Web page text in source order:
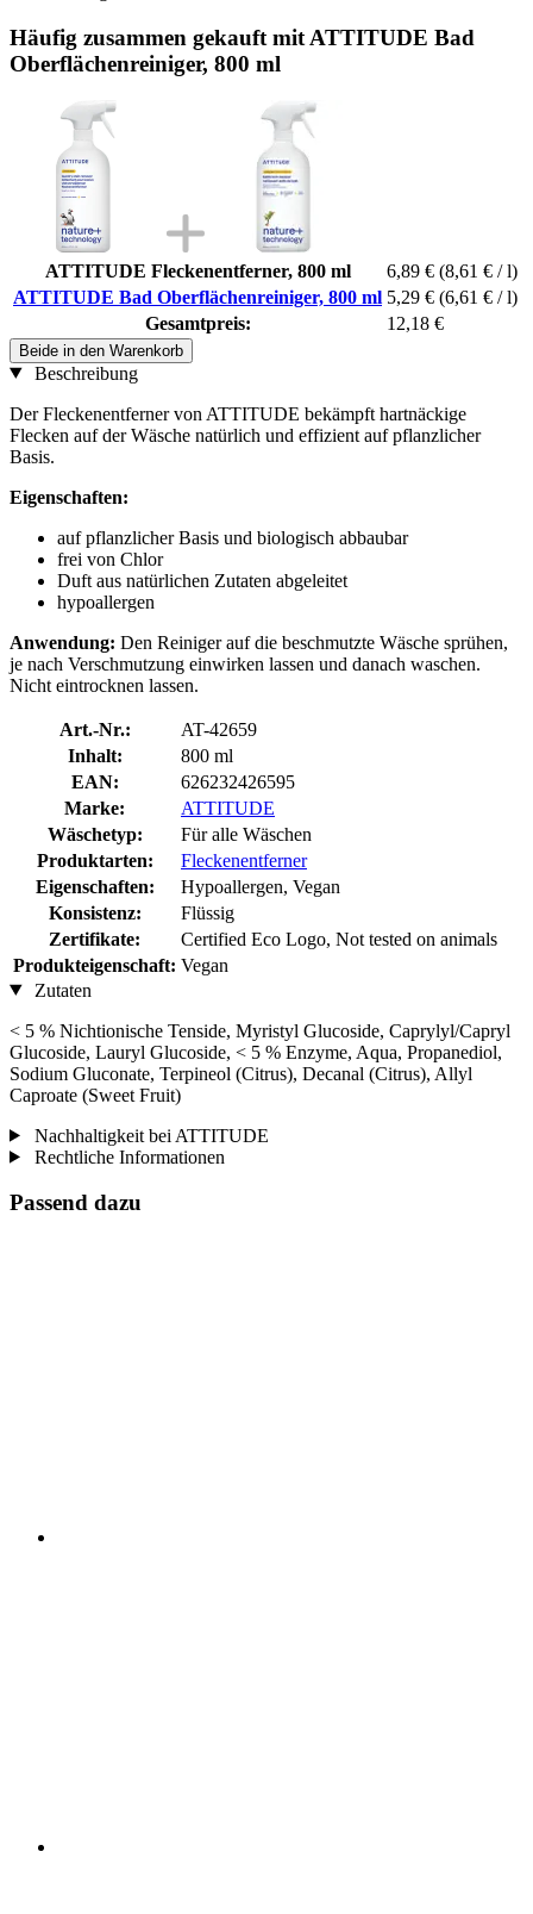
Häufig zusammen gekauft mit ATTITUDE Bad
Oberflächenreiniger, 800 ml
ATTITUDE Fleckenentferner, 800 ml 6,89 € (8,61 € / l)
ATTITUDE Bad Oberflächenreiniger, 800 ml 5,29 € (6,61 € / l)
Gesamtpreis:
12,18 €
Beide in den Warenkorb
Beschreibung
Der Fleckenentferner von ATTITUDE bekämpft hartnäckige
Flecken auf der Wäsche natürlich und effizient auf pflanzlicher
Basis.
Eigenschaften:
auf pflanzlicher Basis und biologisch abbaubar
frei von Chlor
Duft aus natürlichen Zutaten abgeleitet
hypoallergen
Anwendung: Den Reiniger auf die beschmutzte Wäsche sprühen,
je nach Verschmutzung einwirken lassen und danach waschen.
Nicht eintrocknen lassen.
Art.-Nr.:
AT-42659
Inhalt:
800 ml
EAN:
626232426595
Marke:
ATTITUDE
Wäschetyp:
Für alle Wäschen
Produktarten:
Fleckenentferner
Eigenschaften:
Hypoallergen, Vegan
Konsistenz:
Flüssig
Zertifikate:
Certified Eco Logo, Not tested on animals
Produkteigenschaft: Vegan
Zutaten
< 5 % Nichtionische Tenside, Myristyl Glucoside, Caprylyl/Capryl
Glucoside, Lauryl Glucoside, < 5 % Enzyme, Aqua, Propanediol,
Sodium Gluconate, Terpineol (Citrus), Decanal (Citrus), Allyl
Caproate (Sweet Fruit)
Nachhaltigkeit bei ATTITUDE
Rechtliche Informationen
Passend dazu